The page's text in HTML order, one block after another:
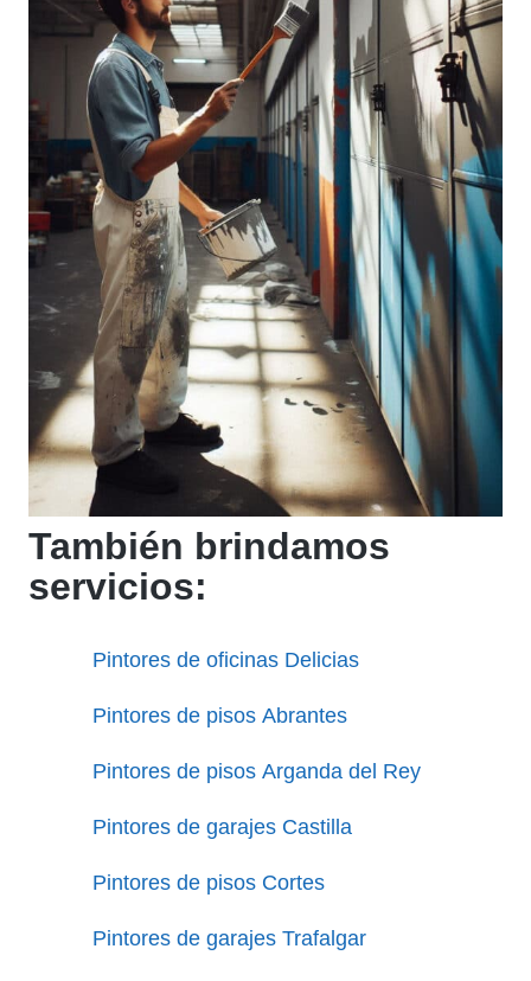
También brindamos
servicios:
Pintores de oficinas Delicias
Pintores de pisos Abrantes
Pintores de pisos Arganda del Rey
Pintores de garajes Castilla
Pintores de pisos Cortes
Pintores de garajes Trafalgar